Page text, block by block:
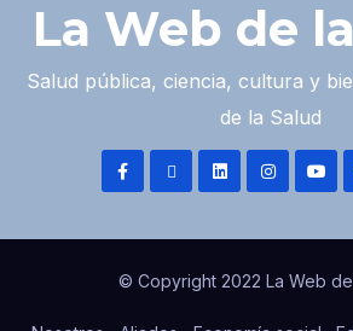
La Web de
Salud pública, ciencia, cultura y
de la Salud
© Copyright 2022 La Web de